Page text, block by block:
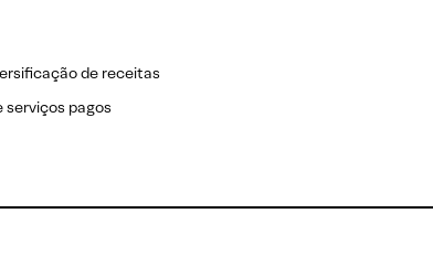
de receitas
pagos